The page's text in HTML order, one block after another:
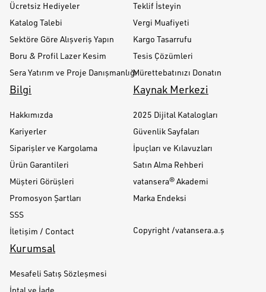
Ücretsiz Hediyeler
Katalog Talebi
Sektöre Göre Alışveriş Yapın
Boru & Profil Lazer Kesim
Sera Yatırım ve Proje Danışmanlığı
Teklif İsteyin
Vergi Muafiyeti
Kargo Tasarrufu
Tesis Çözümleri
Mürettebatınızı Donatın
Bilgi
Hakkımızda
Kariyerler
Siparişler ve Kargolama
Ürün Garantileri
Müşteri Görüşleri
Promosyon Şartları
SSS
İletişim / Contact
Kaynak Merkezi
2025 Dijital Katalogları
Güvenlik Sayfaları
İpuçları ve Kılavuzları
Satın Alma Rehberi
vatansera® Akademi
Marka Endeksi
Copyright /vatansera.a.ş
Kurumsal
Mesafeli Satış Sözleşmesi
İptal ve İade